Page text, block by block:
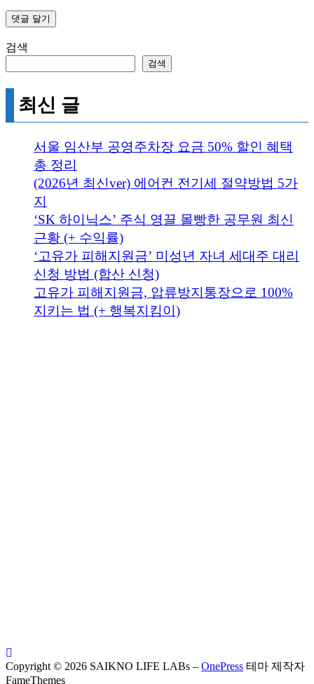
검색
검색
최신 글
서울 임산부 공영주차장 요금 50% 할인 혜택
총 정리
(2026년 최신ver) 에어컨 전기세 절약방법 5가
지
‘SK 하이닉스’ 주식 영끌 몰빵한 공무원 최신
근황 (+ 수익률)
‘고유가 피해지원금’ 미성년 자녀 세대주 대리
신청 방법 (합산 신청)
고유가 피해지원금, 압류방지통장으로 100%
지키는 법 (+ 행복지킴이)
Copyright © 2026 SAIKNO LIFE LABs – OnePress 테마 제작자
FameThemes